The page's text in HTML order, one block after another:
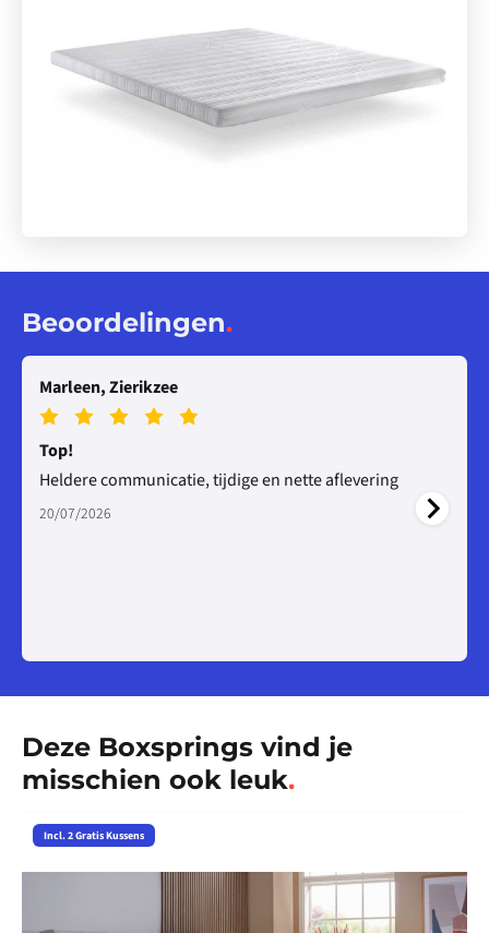
Beoordelingen.
Marleen, Zierikzee
Top!
Heldere communicatie, tijdige en nette aflevering
20/07/2026
Deze Boxsprings vind je
misschien ook leuk.
Incl. 2 Gratis Kussens